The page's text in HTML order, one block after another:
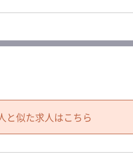
と似た求人はこちら